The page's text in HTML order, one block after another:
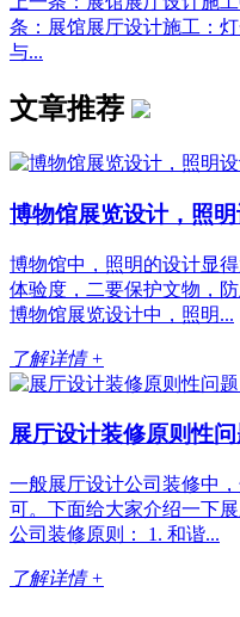
条：展馆展厅设计施工：
与...
文章推荐
博物馆展览设计，照
博物馆中，照明的设计显
体验度，二要保护文物，
博物馆展览设计中，照明...
了解详情 +
展厅设计装修原则性
一般展厅​设计公司装修中
可。下面给大家介绍一下
公司装修原则： 1. 和谐...
了解详情 +